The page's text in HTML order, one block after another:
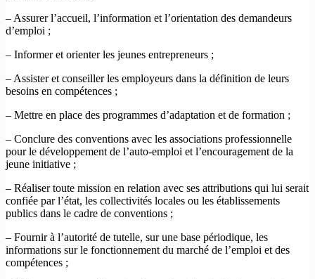
– Assurer l’accueil, l’information et l’orientation des demandeurs
d’emploi ;
– Informer et orienter les jeunes entrepreneurs ;
– Assister et conseiller les employeurs dans la définition de leurs
besoins en compétences ;
– Mettre en place des programmes d’adaptation et de formation ;
– Conclure des conventions avec les associations professionnelle
pour le développement de l’auto-emploi et l’encouragement de la
jeune initiative ;
– Réaliser toute mission en relation avec ses attributions qui lui serait
confiée par l’état, les collectivités locales ou les établissements
publics dans le cadre de conventions ;
– Fournir à l’autorité de tutelle, sur une base périodique, les
informations sur le fonctionnement du marché de l’emploi et des
compétences ;